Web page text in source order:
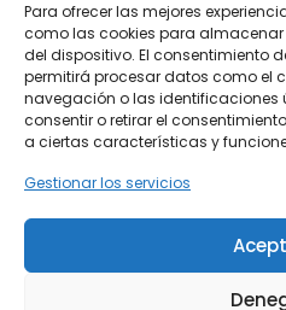
Para ofrecer las mejores
como las cookies para
del dispositivo. El consentimiento
permitirá procesar datos como el
navegación o las identificaciones
consentir o retirar el
a ciertas características y
Gestionar los servicios
© 2026
Web diseñada por